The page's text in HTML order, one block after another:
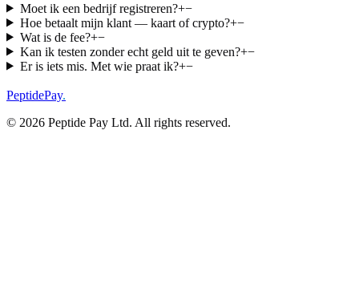
Moet ik een bedrijf registreren?+−
Hoe betaalt mijn klant — kaart of crypto?+−
Wat is de fee?+−
Kan ik testen zonder echt geld uit te geven?+−
Er is iets mis. Met wie praat ik?+−
PeptidePay.
© 2026 Peptide Pay Ltd. All rights reserved.